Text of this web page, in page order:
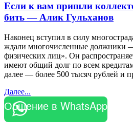
Если к вам пришли
бить — Алик Гульханов
Наконец вступил в силу
ждали многочисленные должники
физических лиц». Он
имеют общий долг по всем
далее — более 500 тысяч рублей и
Далее...
Общение в WhatsApp